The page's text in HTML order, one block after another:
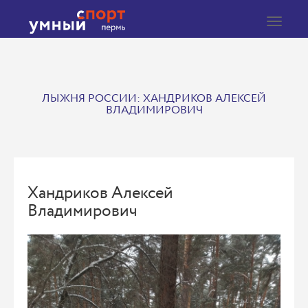
Toggle
ЛЫЖНЯ РОССИИ: ХАНДРИКОВ АЛЕКСЕЙ
ВЛАДИМИРОВИЧ
Хандриков Алексей
Владимирович